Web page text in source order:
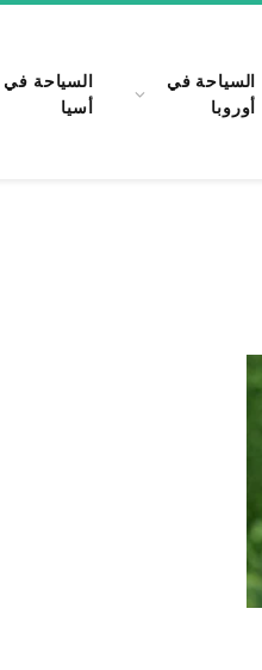
السياحة في
أوروبا
السياحة في
أسيا